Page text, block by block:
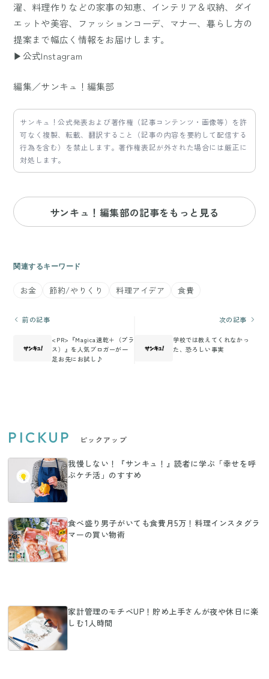
濯、料理作りなどの家事の知恵、インテリア＆収納、ダイ
エットや美容、ファッションコーデ、マナー、暮らし方の
提案まで幅広く情報をお届けします。
▶公式Instagram
編集／サンキュ！編集部
サンキュ！公式発表および著作権（記事コンテンツ・画像等）を許
可なく複製、転載、翻訳すること（記事の内容を要約して配信する
行為を含む）を禁止します。著作権表記が外された場合には厳正に
対処します。
サンキュ！編集部の記事をもっと見る
関連するキーワード
お金 節約/やりくり 料理アイデア 食費
前の記事
<PR>『Magica速乾＋（プラ
ス）』を人気ブロガーが一
足お先にお試し♪
次の記事
学校では教えてくれなかっ
た、恐ろしい事実
PICKUP ピックアップ
我慢しない！『サンキュ！』読者に学ぶ「幸せを呼
ぶケチ活」のすすめ
食べ盛り男子がいても食費月5万！料理インスタグラ
マーの買い物術
家計管理のモチベUP！貯め上手さんが夜や休日に楽
しむ1人時間